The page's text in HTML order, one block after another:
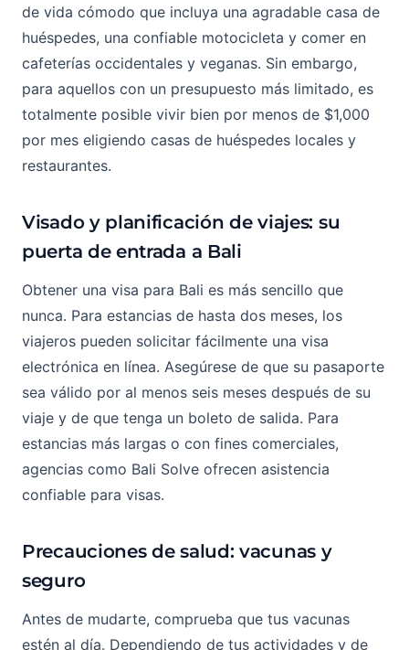
de vida cómodo que incluya una agradable casa de
huéspedes, una confiable motocicleta y comer en
cafeterías occidentales y veganas. Sin embargo,
para aquellos con un presupuesto más limitado, es
totalmente posible vivir bien por menos de $1,000
por mes eligiendo casas de huéspedes locales y
restaurantes.
Visado y planificación de viajes: su
puerta de entrada a Bali
Obtener una visa para Bali es más sencillo que
nunca. Para estancias de hasta dos meses, los
viajeros pueden solicitar fácilmente una visa
electrónica en línea. Asegúrese de que su pasaporte
sea válido por al menos seis meses después de su
viaje y de que tenga un boleto de salida. Para
estancias más largas o con fines comerciales,
agencias como Bali Solve ofrecen asistencia
confiable para visas.
Precauciones de salud: vacunas y
seguro
Antes de mudarte, comprueba que tus vacunas
estén al día. Dependiendo de tus actividades y de